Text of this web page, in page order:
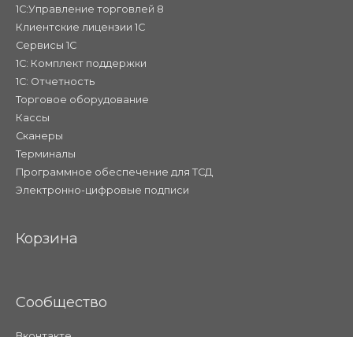
1С:Управление торговлей 8
Клиентские лицензии 1С
Сервисы 1С
1С: Комплект поддержки
1С: Отчетность
Торговое оборудование
Кассы
Сканеры
Терминалы
Программное обеспечение для ТСД
Электронно-цифровые подписи
Корзина
Сообщество